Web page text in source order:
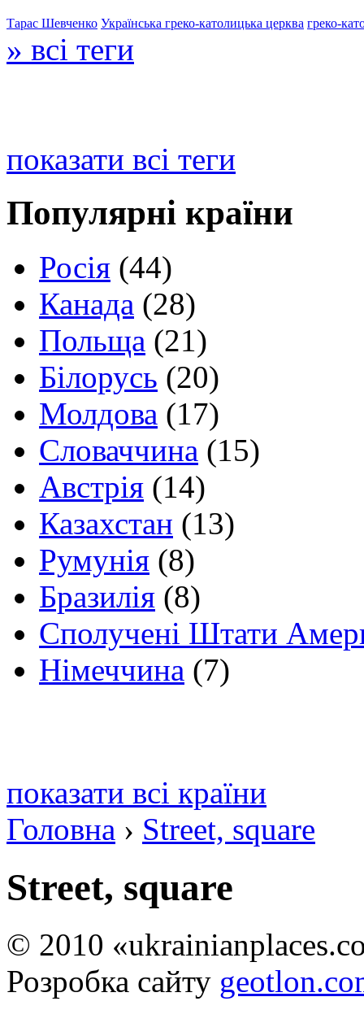
Тарас Шевченко Українська греко-католицька церква греко-
» всі теги
показати всі теги
Популярні країни
Росія (44)
Канада (28)
Польща (21)
Білорусь (20)
Молдова (17)
Словаччина (15)
Австрія (14)
Казахстан (13)
Румунія (8)
Бразилія (8)
Сполучені Штати
Німеччина (7)
показати всі країни
Головна › Street, square
Street, square
© 2010
Розробка сайту